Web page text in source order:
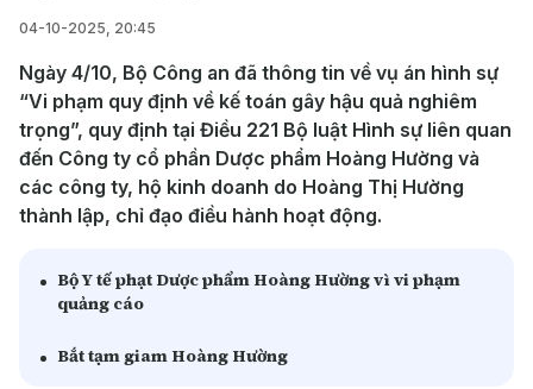
04-10-2025, 20:45
Ngày 4/10, Bộ Công an đã thông tin về vụ án hình sự
“Vi phạm quy định về kế toán gây hậu quả nghiêm
trọng”, quy định tại Điều 221 Bộ luật Hình sự liên quan
đến Công ty cổ phần Dược phẩm Hoàng Hường và
các công ty, hộ kinh doanh do Hoàng Thị Hường
thành lập, chỉ đạo điều hành hoạt động.
Bộ Y tế phạt Dược phẩm Hoàng Hường vì vi phạm
quảng cáo
Bắt tạm giam Hoàng Hường